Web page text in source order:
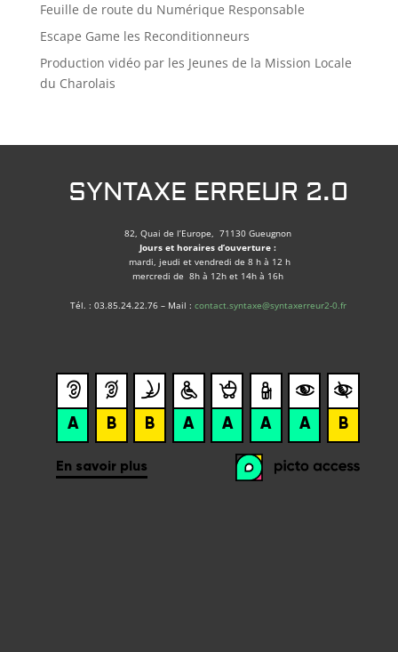
Feuille de route du Numérique Responsable
Escape Game les Reconditionneurs
Production vidéo par les Jeunes de la Mission Locale
du Charolais
SYNTAXE ERREUR 2.0
82, Quai de l’Europe, 71130 Gueugnon
Jours et horaires d’ouverture :
mardi, jeudi et vendredi de 8 h à 12 h
mercredi de 8h à 12h et 14h à 16h
Tél. : 03.85.24.22.76 – Mail : contact.syntaxe@syntaxerreur2-0.fr